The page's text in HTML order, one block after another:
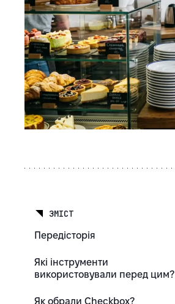
ЗМІСТ
Передісторія
Які інструменти
використовували перед цим?
Як обрали Checkbox?